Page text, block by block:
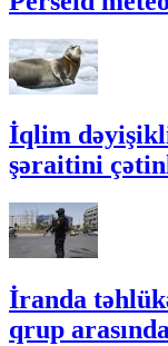
İqlim
şəraitini
İranda
qrup